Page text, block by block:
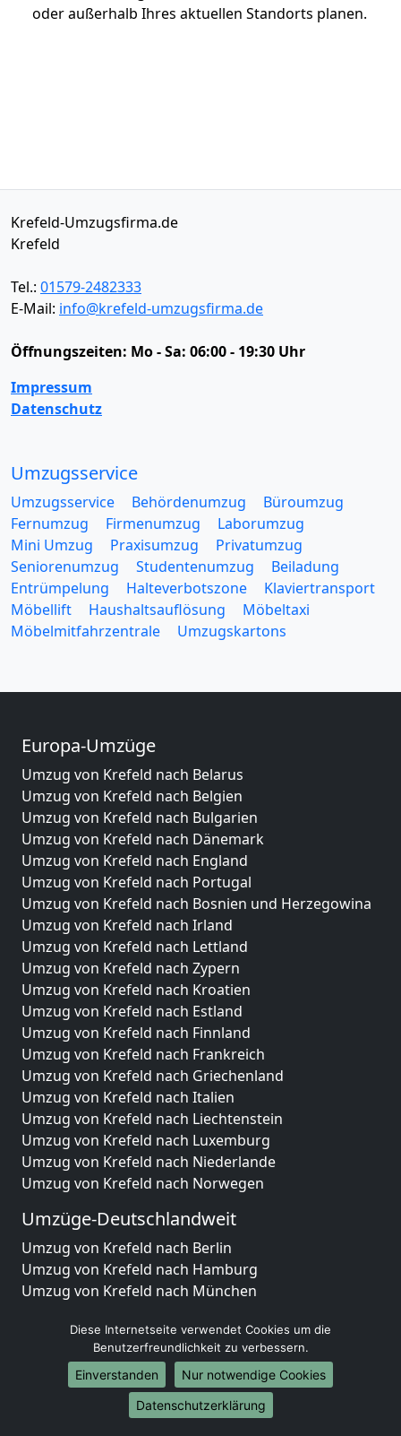
oder außerhalb Ihres aktuellen Standorts planen.
Krefeld-Umzugsfirma.de
Krefeld
Tel.: 01579-2482333
E-Mail: info@krefeld-umzugsfirma.de
Öffnungszeiten: Mo - Sa: 06:00 - 19:30 Uhr
Impressum
Datenschutz
Umzugsservice
Umzugsservice Behördenumzug
Büroumzug
Fernumzug
Firmenumzug
Laborumzug
Mini Umzug
Praxisumzug
Privatumzug
Seniorenumzug
Studentenumzug
Beiladung
Entrümpelung
Halteverbotszone
Klaviertransport
Möbellift
Haushaltsauflösung
Möbeltaxi
Möbelmitfahrzentrale
Umzugskartons
Europa-Umzüge
Umzug von Krefeld nach Belarus
Umzug von Krefeld nach Belgien
Umzug von Krefeld nach Bulgarien
Umzug von Krefeld nach Dänemark
Umzug von Krefeld nach England
Umzug von Krefeld nach Portugal
Umzug von Krefeld nach Bosnien und Herzegowina
Umzug von Krefeld nach Irland
Umzug von Krefeld nach Lettland
Umzug von Krefeld nach Zypern
Umzug von Krefeld nach Kroatien
Umzug von Krefeld nach Estland
Umzug von Krefeld nach Finnland
Umzug von Krefeld nach Frankreich
Umzug von Krefeld nach Griechenland
Umzug von Krefeld nach Italien
Umzug von Krefeld nach Liechtenstein
Umzug von Krefeld nach Luxemburg
Umzug von Krefeld nach Niederlande
Umzug von Krefeld nach Norwegen
Umzüge-Deutschlandweit
Umzug von Krefeld nach Berlin
Umzug von Krefeld nach Hamburg
Umzug von Krefeld nach München
Umzug von Krefeld nach Frankfurt am Main
Umzug von Krefeld nach Stuttgart
Umzug von Krefeld nach Düsseldorf
Umzug von Krefeld nach Leipzig
Umzug von Krefeld nach Dortmund
Diese Internetseite verwendet Cookies um die
Benutzerfreundlichkeit zu verbessern.
Einverstanden
Nur notwendige Cookies
Datenschutzerklärung